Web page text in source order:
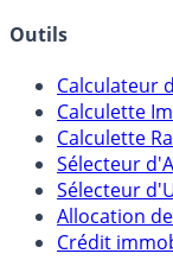
Outils
Calculateur
Calculette
Calculette
Sélecteur
Sélecteur
Allocation
Crédit